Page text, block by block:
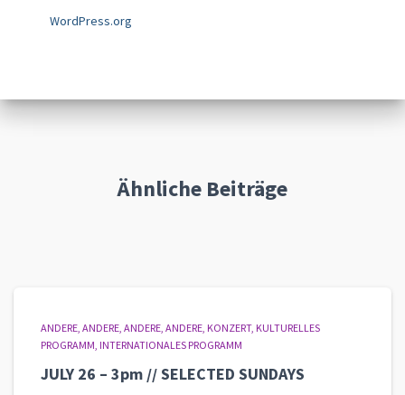
WordPress.org
Ähnliche Beiträge
ANDERE ANDERE ANDERE ANDERE KONZERT KULTURELLES
PROGRAMM INTERNATIONALES PROGRAMM
JULY 26 – 3pm // SELECTED SUNDAYS